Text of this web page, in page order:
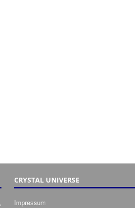
CRYSTAL UNIVERSE
Impressum